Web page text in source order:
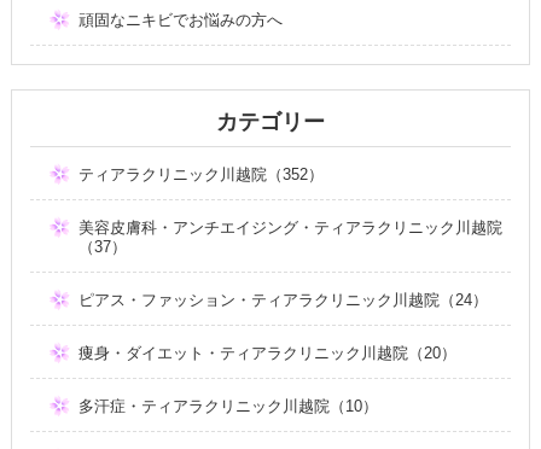
頑固なニキビでお悩みの方へ
カテゴリー
ティアラクリニック川越院（352）
美容皮膚科・アンチエイジング・ティアラクリニック川越院
（37）
ピアス・ファッション・ティアラクリニック川越院（24）
痩身・ダイエット・ティアラクリニック川越院（20）
多汗症・ティアラクリニック川越院（10）